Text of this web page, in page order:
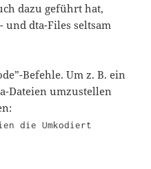
dazu geführt hat,
und dta-Files seltsam
Befehle. Um z. B. ein
Dateien umzustellen
die Umkodiert